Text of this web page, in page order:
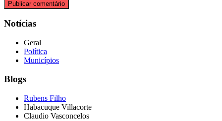
Notícias
Geral
Política
Municípios
Blogs
Rubens Filho
Habacuque Villacorte
Claudio Vasconcelos